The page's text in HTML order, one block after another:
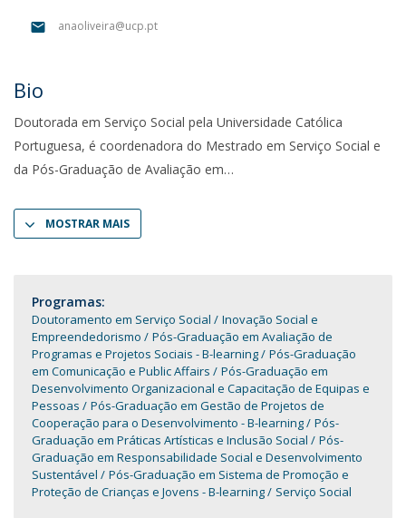
anaoliveira@ucp.pt
Bio
Doutorada em Serviço Social pela Universidade Católica
Portuguesa, é coordenadora do Mestrado em Serviço Social e
da Pós-Graduação de Avaliação em
MOSTRAR MAIS
Programas:
Doutoramento em Serviço Social
Inovação Social e
Empreendedorismo
Pós-Graduação em Avaliação de
Programas e Projetos Sociais - B-learning
Pós-Graduação
em Comunicação e Public Affairs
Pós-Graduação em
Desenvolvimento Organizacional e Capacitação de Equipas e
Pessoas
Pós-Graduação em Gestão de Projetos de
Cooperação para o Desenvolvimento - B-learning
Pós-
Graduação em Práticas Artísticas e Inclusão Social
Pós-
Graduação em Responsabilidade Social e Desenvolvimento
Sustentável
Pós-Graduação em Sistema de Promoção e
Proteção de Crianças e Jovens - B-learning
Serviço Social